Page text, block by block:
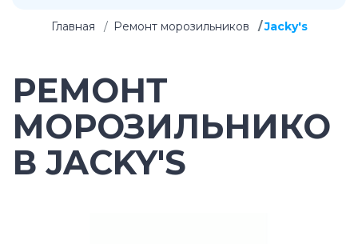
Главная Ремонт морозильников Jacky's
РЕМОНТ
МОРОЗИЛЬНИКО
В JACKY'S